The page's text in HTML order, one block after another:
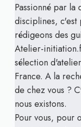
Passionné par la
disciplines, c'est
rédigeons des
Atelier-
sélection
France. A la
de chez vous ?
nous existons.
Pour vous, pour